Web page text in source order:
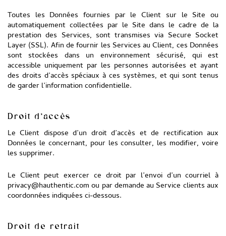
Toutes les Données fournies par le Client sur le Site ou
automatiquement collectées par le Site dans le cadre de la
prestation des Services, sont transmises via Secure Socket
Layer (SSL). Afin de fournir les Services au Client, ces Données
sont stockées dans un environnement sécurisé, qui est
accessible uniquement par les personnes autorisées et ayant
des droits d’accès spéciaux à ces systèmes, et qui sont tenus
de garder l’information confidentielle.
Droit d’accès
Le Client dispose d’un droit d’accès et de rectification aux
Données le concernant, pour les consulter, les modifier, voire
les supprimer.
Le Client peut exercer ce droit par l’envoi d’un courriel à
privacy@hauthentic.com ou par demande au Service clients aux
coordonnées indiquées ci-dessous.
Droit de retrait